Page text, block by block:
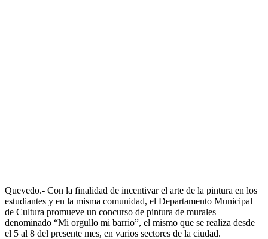
Quevedo.- Con la finalidad de incentivar el arte de la pintura en los
estudiantes y en la misma comunidad, el Departamento Municipal
de Cultura promueve un concurso de pintura de murales
denominado “Mi orgullo mi barrio”, el mismo que se realiza desde
el 5 al 8 del presente mes, en varios sectores de la ciudad.